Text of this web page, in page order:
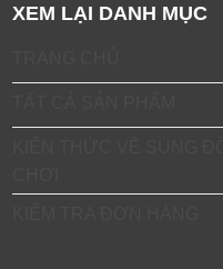
XEM LẠI DANH MỤC